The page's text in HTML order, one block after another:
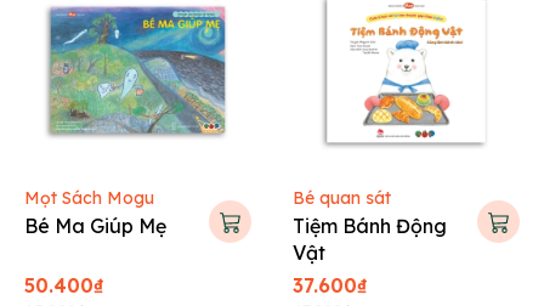
Mọt Sách Mogu
Bé Ma Giúp Mẹ
50.400₫
Bé quan sát
Tiệm Bánh Động
Vật
37.600₫